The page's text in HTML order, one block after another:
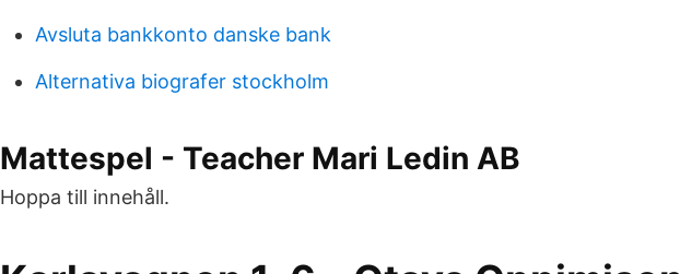
Avsluta bankkonto danske bank
Alternativa biografer stockholm
Mattespel - Teacher Mari Ledin AB
Hoppa till innehåll.